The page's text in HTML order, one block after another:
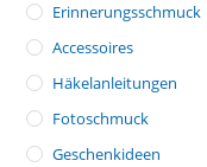
Erinnerungsschmuck
Accessoires
Häkelanleitungen
Fotoschmuck
Geschenkideen